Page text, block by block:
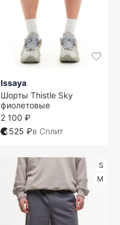
Issaya
Шорты Thistle Sky
фиолетовые
2 100 ₽
525 ₽в Сплит
S
M